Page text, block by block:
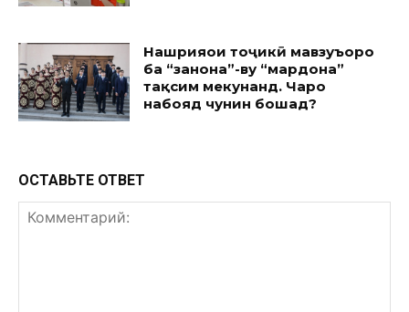
Нашрияҳои тоҷикӣ мавзуъҳоро
ба “занона”-ву “мардона”
тақсим мекунанд. Чаро
набояд чунин бошад?
ОСТАВЬТЕ ОТВЕТ